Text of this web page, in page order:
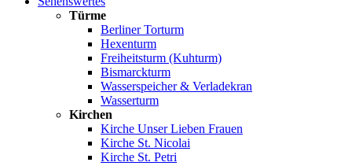
Türme
Berliner Torturm
Hexenturm
Freiheitsturm (Kuhturm)
Bismarckturm
Wasserspeicher & Verladekran
Wasserturm
Kirchen
Kirche Unser Lieben Frauen
Kirche St. Nicolai
Kirche St. Petri